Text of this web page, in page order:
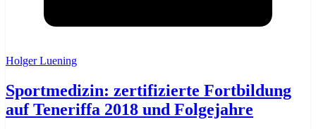
Holger Luening
Sportmedizin: zertifizierte Fortbildung
auf Teneriffa 2018 und Folgejahre